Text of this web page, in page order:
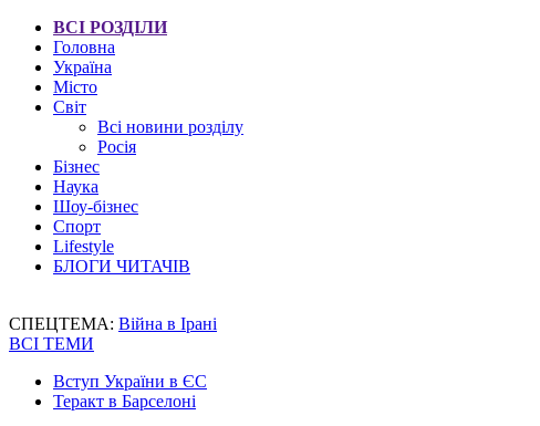
ВСІ РОЗДІЛИ
Головна
Україна
Місто
Світ
Всі новини розділу
Росія
Бізнес
Наука
Шоу-бізнес
Спорт
Lifestyle
БЛОГИ ЧИТАЧІВ
СПЕЦТЕМА: Війна в Ірані
ВСІ ТЕМИ
Вступ України в ЄС
Теракт в Барселоні